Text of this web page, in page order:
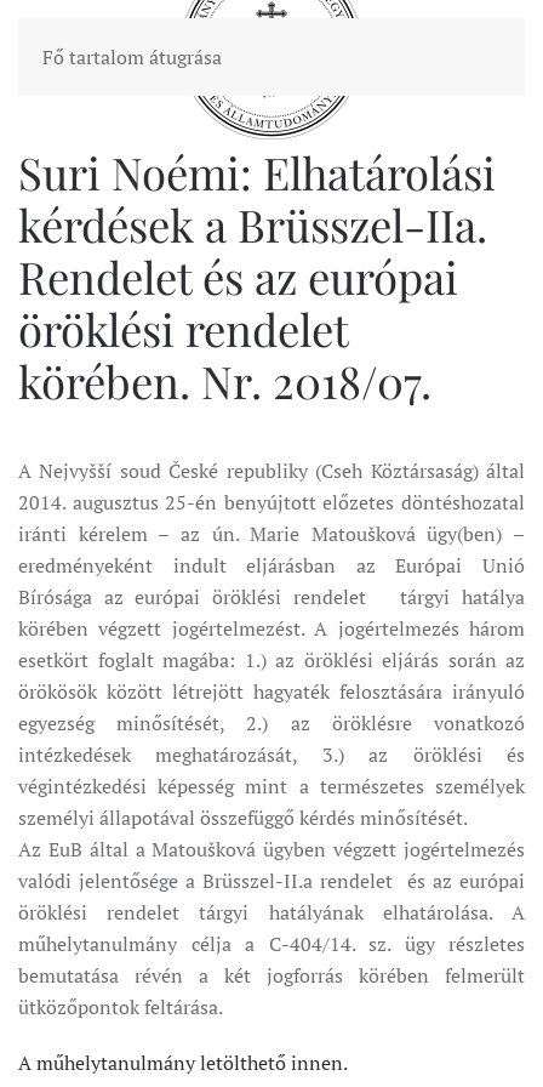
Fő tartalom átugrása
Suri Noémi: Elhatárolási
kérdések a Brüsszel-IIa.
Rendelet és az európai
öröklési rendelet
körében. Nr. 2018/07.
A Nejvyšší soud České republiky (Cseh Köztársaság) által
2014. augusztus 25-én benyújtott előzetes döntéshozatal
iránti kérelem – az ún. Marie Matoušková ügy(ben) –
eredményeként indult eljárásban az Európai Unió
Bírósága az európai öröklési rendelet tárgyi hatálya
körében végzett jogértelmezést. A jogértelmezés három
esetkört foglalt magába: 1.) az öröklési eljárás során az
örökösök között létrejött hagyaték felosztására irányuló
egyezség minősítését, 2.) az öröklésre vonatkozó
intézkedések meghatározását, 3.) az öröklési és
végintézkedési képesség mint a természetes személyek
személyi állapotával összefüggő kérdés minősítését.
Az EuB által a Matoušková ügyben végzett jogértelmezés
valódi jelentősége a Brüsszel-II.a rendelet és az európai
öröklési rendelet tárgyi hatályának elhatárolása. A
műhelytanulmány célja a C-404/14. sz. ügy részletes
bemutatása révén a két jogforrás körében felmerült
ütközőpontok feltárása.
A műhelytanulmány letölthető innen.